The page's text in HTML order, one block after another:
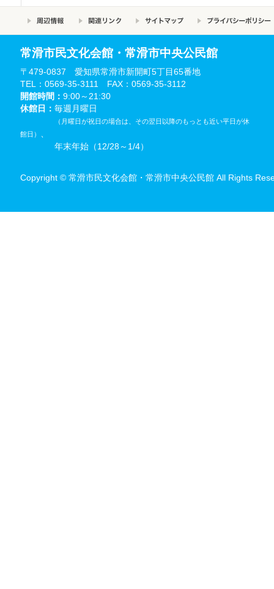
常滑市民文化会館・常滑市中央公民館
〒479-0837 愛知県常滑市新開町5丁目65番地
TEL：0569-35-3111 FAX：0569-35-3112
開館時間： 9:00～21:30
休館日： 毎週月曜日
（月曜日が祝日の場合は、その翌日以降のもっとも近い平日が休
館日）
、
年末年始（12/28～1/4）
Copyright © 常滑市民文化会館・常滑市中央公民館 All Rights